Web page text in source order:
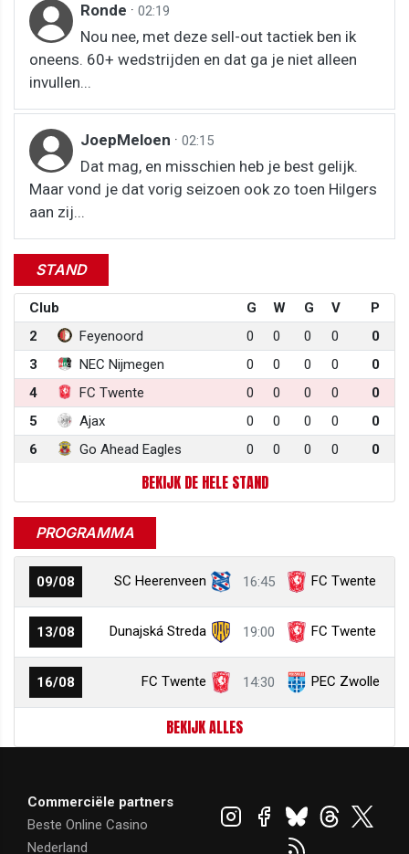
Ronde · 02:19
Nou nee, met deze sell-out tactiek ben ik
oneens. 60+ wedstrijden en dat ga je niet alleen
invullen...
JoepMeloen · 02:15
Dat mag, en misschien heb je best gelijk.
Maar vond je dat vorig seizoen ook zo toen Hilgers
aan zij...
STAND
Club G W G V
P
2
Feyenoord 0 0 0 0
0
3
NEC Nijmegen 0 0 0 0
0
4
FC Twente 0 0 0 0
0
5
Ajax 0 0 0 0
0
6
Go Ahead Eagles 0 0 0 0 0
BEKIJK DE HELE STAND
PROGRAMMA
09/08 SC Heerenveen 16:45 FC Twente
13/08 Dunajská Streda 19:00 FC Twente
16/08 FC Twente 14:30 PEC Zwolle
BEKIJK ALLES
Commerciële partners
Beste Online Casino
Nederland